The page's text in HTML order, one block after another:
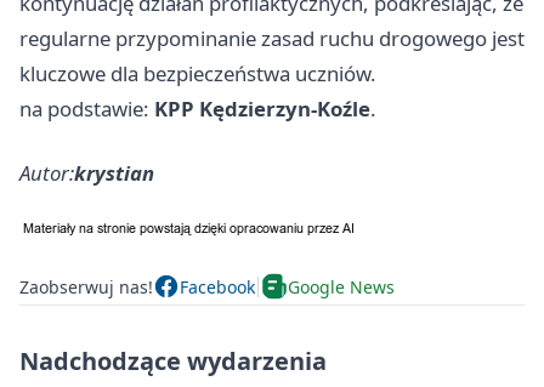
regularne przypominanie zasad ruchu drogowego jest
kluczowe dla bezpieczeństwa uczniów.
na podstawie: KPP Kędzierzyn-Koźle.
Autor:krystian
Zaobserwuj nas! Facebook Google News
Nadchodzące wydarzenia